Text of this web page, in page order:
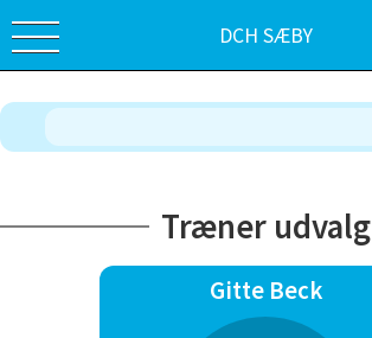
DCH SÆBY
Træner udvalg
Gitte Beck